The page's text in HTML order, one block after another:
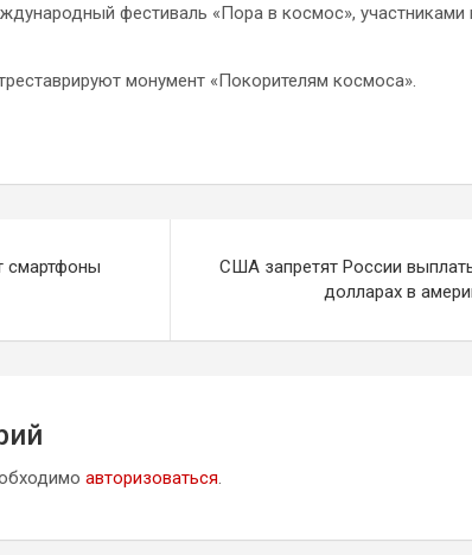
фестиваль «Пора в космос», участниками
монумент «Покорителям космоса».
смартфоны
США запретят России
долларах в
авторизоваться.